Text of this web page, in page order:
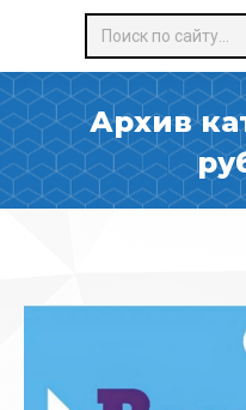
Поиск:
Архив